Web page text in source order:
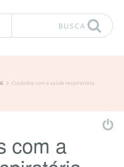
BUSCA
Cuidados com a saúde respiratória
com a